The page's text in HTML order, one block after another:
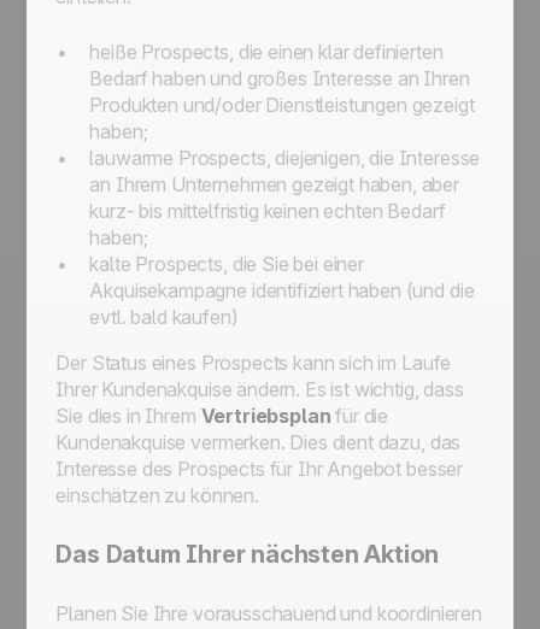
heiße Prospects, die einen klar definierten
Bedarf haben und großes Interesse an Ihren
Produkten und/oder Dienstleistungen gezeigt
haben;
lauwarme Prospects, diejenigen, die Interesse
an Ihrem Unternehmen gezeigt haben, aber
kurz- bis mittelfristig keinen echten Bedarf
haben;
kalte Prospects, die Sie bei einer
Akquisekampagne identifiziert haben (und die
evtl. bald kaufen)
Der Status eines Prospects kann sich im Laufe
Ihrer Kundenakquise ändern. Es ist wichtig, dass
Sie dies in Ihrem Vertriebsplanfür die
Kundenakquise vermerken. Dies dient dazu, das
Interesse des Prospects für Ihr Angebot besser
einschätzen zu können.
Das Datum Ihrer nächsten Aktion
Planen Sie Ihre vorausschauend und koordinieren